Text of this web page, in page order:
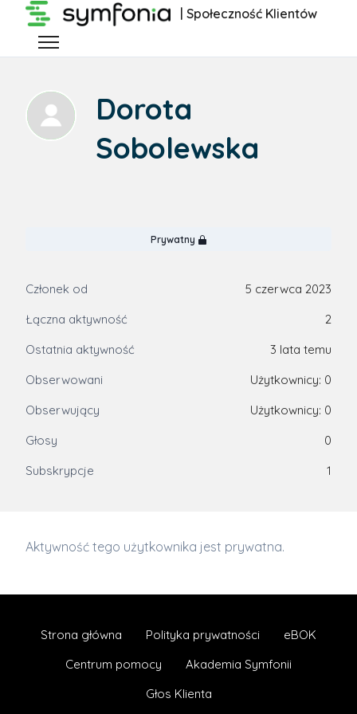
Przejdź do głównej zawartości | Społeczność Klientów
Przełącz menu nawigacyjne
Dorota
Sobolewska
Prywatny
Członek od
5 czerwca 2023
Łączna aktywność
2
Ostatnia aktywność
3 lata temu
Obserwowani
Użytkownicy: 0
Obserwujący
Użytkownicy: 0
Głosy
0
Subskrypcje
1
Aktywność tego użytkownika jest prywatna.
Strona główna Polityka prywatności
eBOK
Centrum pomocy
Akademia Symfonii
Głos Klienta